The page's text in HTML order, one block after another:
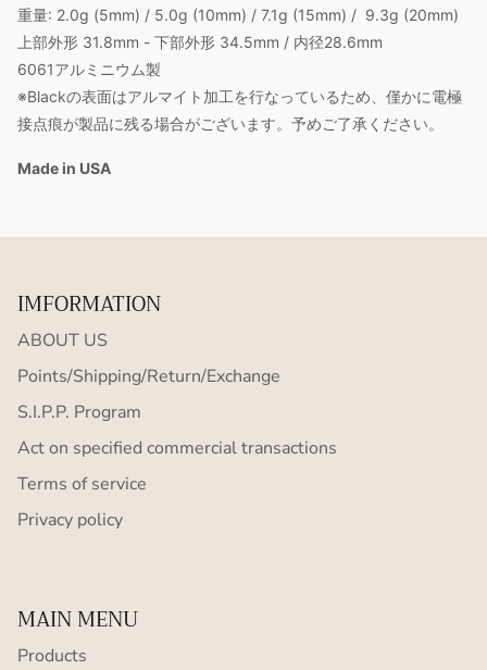
重量: 2.0g (5mm) / 5.0g (10mm) / 7.1g (15mm) / 9.3g (20mm)
上部外形 31.8mm - 下部外形 34.5mm / 内径28.6mm
6061アルミニウム製
※Blackの表面はアルマイト加工を行なっているため、僅かに電極
接点痕が製品に残る場合がございます。予めご了承ください。
Made in USA
IMFORMATION
ABOUT US
Points/Shipping/Return/Exchange
S.I.P.P. Program
Act on specified commercial transactions
Terms of service
Privacy policy
MAIN MENU
Products